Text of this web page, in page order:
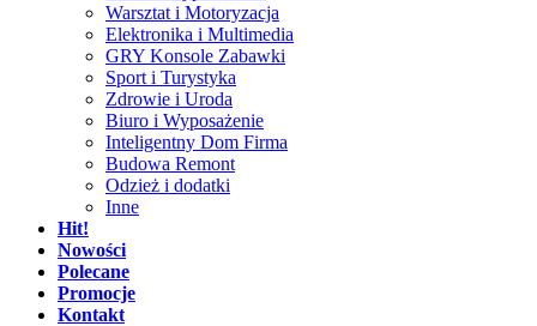
Warsztat i Motoryzacja
Elektronika i Multimedia
GRY Konsole Zabawki
Sport i Turystyka
Zdrowie i Uroda
Biuro i Wyposażenie
Inteligentny Dom Firma
Budowa Remont
Odzież i dodatki
Inne
Hit!
Nowości
Polecane
Promocje
Kontakt